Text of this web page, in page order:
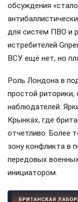
обсуждения
для систем ПВО и
истребителей
ВСУ ещё нет, но
Роль Лондона в
простой риторики,
наблюдателей.
Крынках, где
отчетливо. Более
зону конфликта в
передовых
инициатором.